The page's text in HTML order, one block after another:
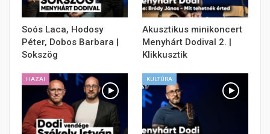
Soós Laca, Hodosy
Péter, Dobos Barbara |
Sokszög
Akusztikus minikoncert
Menyhárt Dodival 2. |
Klikkusztik
HAZAI KULTÚRA